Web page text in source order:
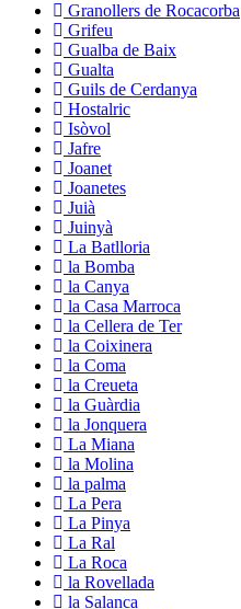
Granollers de Rocacorba
Grifeu
Gualba de Baix
Gualta
Guils de Cerdanya
Hostalric
Isòvol
Jafre
Joanet
Joanetes
Juià
Juinyà
La Batlloria
la Bomba
la Canya
la Casa Marroca
la Cellera de Ter
la Coixinera
la Coma
la Creueta
la Guàrdia
la Jonquera
La Miana
la Molina
la palma
La Pera
La Pinya
La Ral
La Roca
la Rovellada
la Salanca